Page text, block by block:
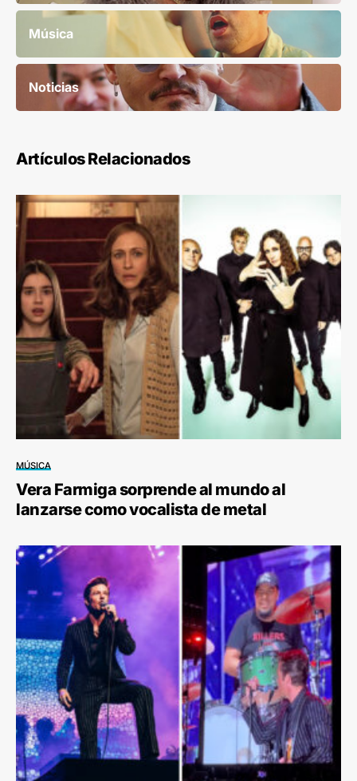
Música
Noticias
Artículos Relacionados
MÚSICA
Vera Farmiga sorprende al mundo al
lanzarse como vocalista de metal